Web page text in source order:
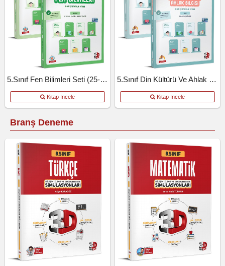
5.Sınıf Fen Bilimleri Seti (25-26)
Kitap İncele
5.Sınıf Din Kültürü Ve Ahlak Bilgisi.Seti (25-26)
Kitap İncele
Branş Deneme